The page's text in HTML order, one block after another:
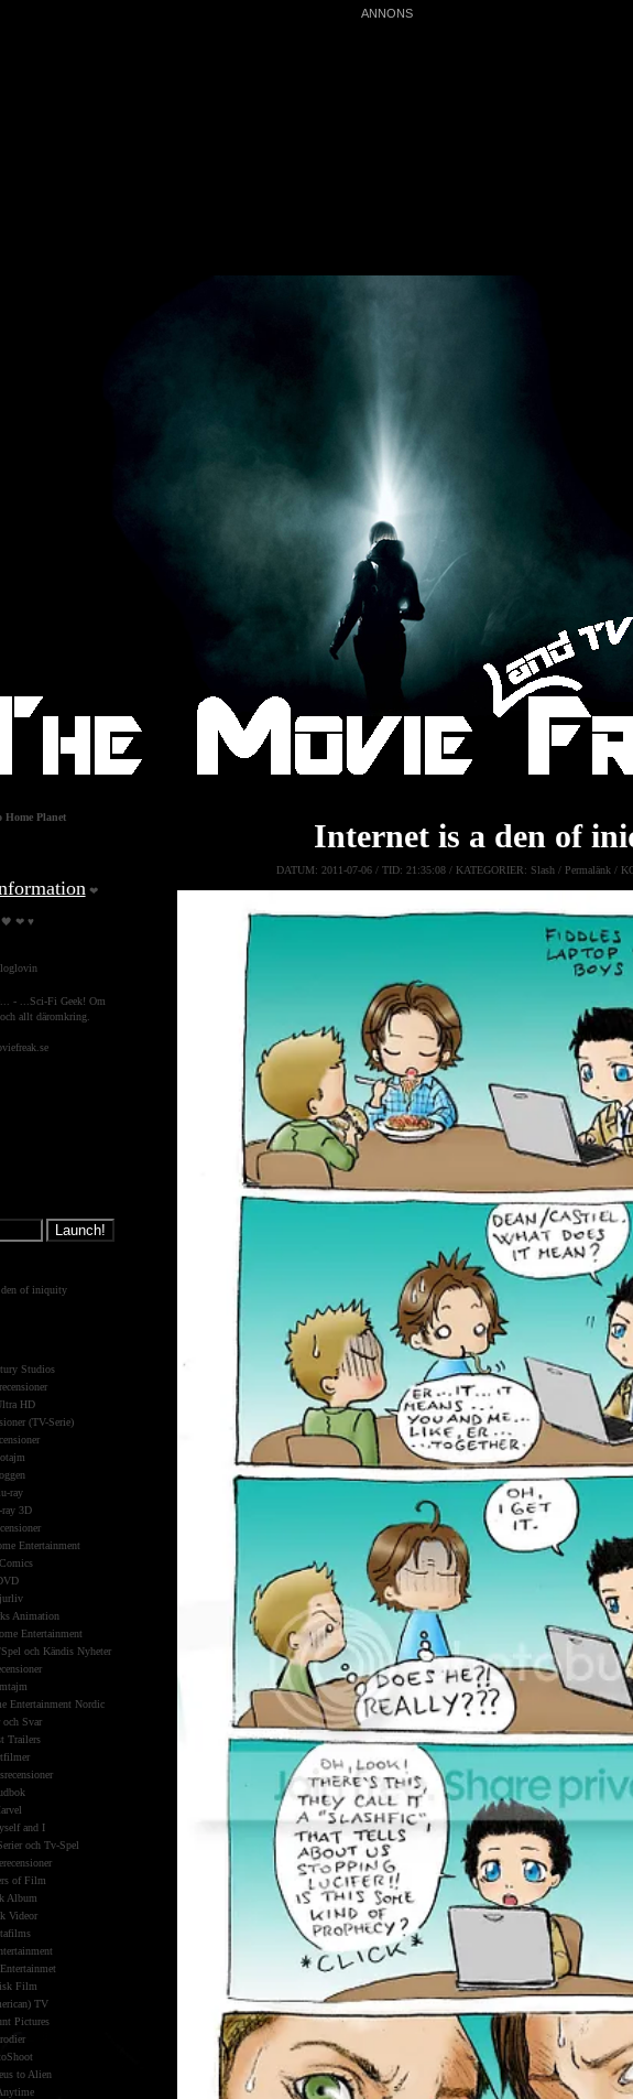
Internet is a den of
DATUM: 2011-07-06 / TID: 21:35:08 / KATEGORIER: Slash/ Permalänk /
Home Planet
❤
❤ ♥
den of iniquity
Studios
HD
(TV-Serie)
ray
3D
Entertainment
Animation
Entertainment
och Kändis Nyheter
Entertainment Nordic
och Svar
Trailers
and I
och Tv-Spel
of Film
Album
Videor
Film
TV
Pictures
to Alien